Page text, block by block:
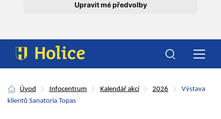
Upravit mé předvolby
Úvod Infocentrum Kalendář akcí 2026
Výstava
klientů Sanatoria Topas